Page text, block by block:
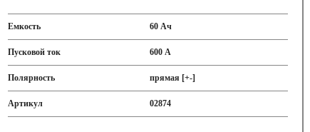
Емкость 60 Ач
Пусковой ток 600 А
Полярность прямая [+-]
Артикул 02874